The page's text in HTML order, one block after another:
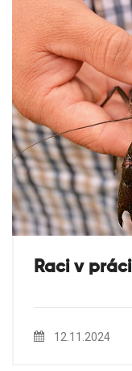
Raci v práci
12.11.2024